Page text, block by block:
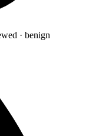
· benign